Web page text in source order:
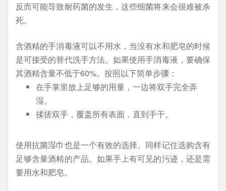
反而可能导致耐药菌的发生，这些细菌将来会很难被杀
死。
含酒精的手消毒液可以不用水，当没有水和肥皂的时候
是可接受的替代洗手方法。如果使用手消毒液，要确保
其酒精含量不低于60%。按照以下简单步骤：
在手掌里放上足够的用量，一边将双手完全弄
湿。
揉搓双手，覆盖所有表面，直到手干。
使用抗菌湿巾也是一个有效的选择。同样记住选购含有
足够含量酒精的产品。如果手上有可见的污迹，还是需
要用水和肥皂。